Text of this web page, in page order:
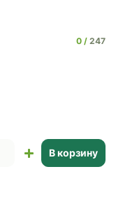
0
247
В корзину